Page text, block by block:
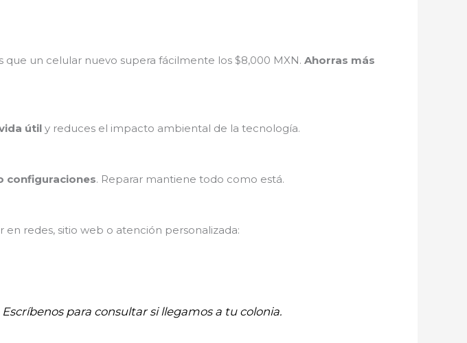
un celular nuevo supera fácilmente los $8,000 MXN. Ahorras más
útil y reduces el impacto ambiental de la tecnología.
configuraciones. Reparar mantiene todo como está.
redes, sitio web o atención personalizada:
para consultar si llegamos a tu colonia.